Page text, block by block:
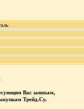
Вас заявкам,
Трейд.Су.